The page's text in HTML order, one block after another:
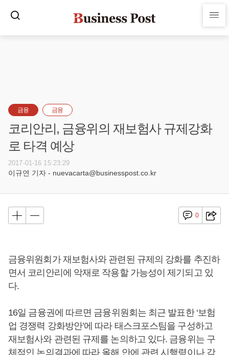
금융 금융
코리안리, 금융위의 재보험사 규제강화
로 타격 예상
2017-01-16 15:23:29
이규연 기자 - nuevacarta@businesspost.co.kr
0
금융위원회가 재보험사와 관련된 규제의 강화를 추진하
면서 코리안리에 악재로 작용할 가능성이 제기되고 있
다.
16일 금융권에 따르면 금융위원회는 최근 발표한 ‘보험
업 경쟁력 강화방안’에 따라 태스크포스팀을 구성하고
재보험사와 관련된 규제를 논의하고 있다. 금융위는 구
체적인 논의결과에 따라 올해 안에 관련 시행령이나 감